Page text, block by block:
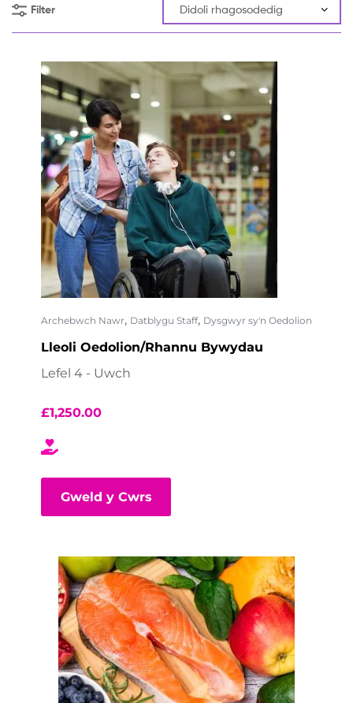
Filter
Archebwch Nawr, Datblygu Staff, Dysgwyr sy'n Oedolion
Lleoli Oedolion/Rhannu Bywydau
Lefel 4 - Uwch
£1,250.00
Gweld y Cwrs